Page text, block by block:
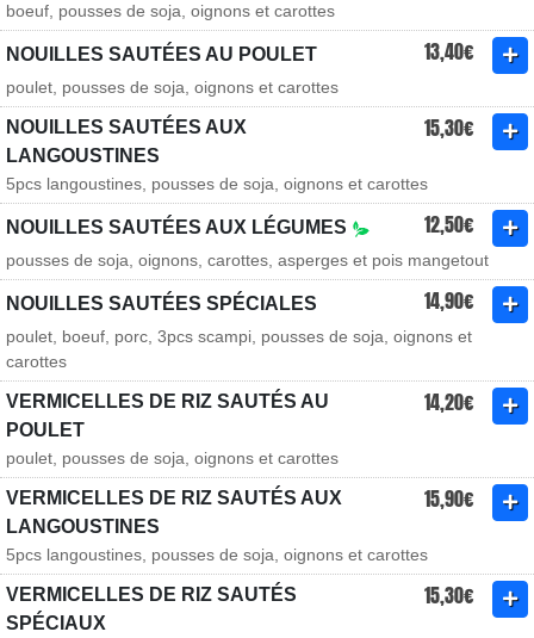
boeuf, pousses de soja, oignons et carottes
NOUILLES SAUTÉES AU POULET 13,40€
poulet, pousses de soja, oignons et carottes
NOUILLES SAUTÉES AUX
LANGOUSTINES
15,30€
5pcs langoustines, pousses de soja, oignons et carottes
NOUILLES SAUTÉES AUX LÉGUMES 12,50€
pousses de soja, oignons, carottes, asperges et pois mangetout
NOUILLES SAUTÉES SPÉCIALES 14,90€
poulet, boeuf, porc, 3pcs scampi, pousses de soja, oignons et
carottes
VERMICELLES DE RIZ SAUTÉS AU
POULET
14,20€
poulet, pousses de soja, oignons et carottes
VERMICELLES DE RIZ SAUTÉS AUX
LANGOUSTINES
15,90€
5pcs langoustines, pousses de soja, oignons et carottes
VERMICELLES DE RIZ SAUTÉS
SPÉCIAUX
15,30€